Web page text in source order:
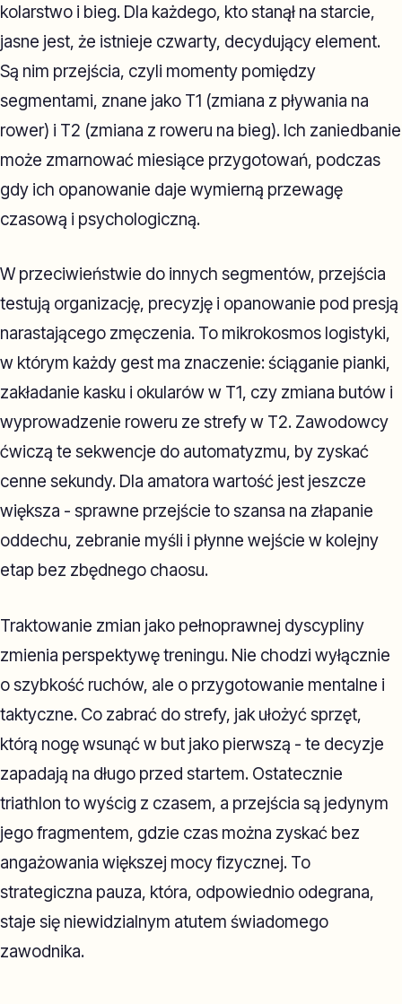
kolarstwo i bieg. Dla każdego, kto stanął na starcie,
jasne jest, że istnieje czwarty, decydujący element.
Są nim przejścia, czyli momenty pomiędzy
segmentami, znane jako T1 (zmiana z pływania na
rower) i T2 (zmiana z roweru na bieg). Ich zaniedbanie
może zmarnować miesiące przygotowań, podczas
gdy ich opanowanie daje wymierną przewagę
czasową i psychologiczną.
W przeciwieństwie do innych segmentów, przejścia
testują organizację, precyzję i opanowanie pod presją
narastającego zmęczenia. To mikrokosmos logistyki,
w którym każdy gest ma znaczenie: ściąganie pianki,
zakładanie kasku i okularów w T1, czy zmiana butów i
wyprowadzenie roweru ze strefy w T2. Zawodowcy
ćwiczą te sekwencje do automatyzmu, by zyskać
cenne sekundy. Dla amatora wartość jest jeszcze
większa - sprawne przejście to szansa na złapanie
oddechu, zebranie myśli i płynne wejście w kolejny
etap bez zbędnego chaosu.
Traktowanie zmian jako pełnoprawnej dyscypliny
zmienia perspektywę treningu. Nie chodzi wyłącznie
o szybkość ruchów, ale o przygotowanie mentalne i
taktyczne. Co zabrać do strefy, jak ułożyć sprzęt,
którą nogę wsunąć w but jako pierwszą - te decyzje
zapadają na długo przed startem. Ostatecznie
triathlon to wyścig z czasem, a przejścia są jedynym
jego fragmentem, gdzie czas można zyskać bez
angażowania większej mocy fizycznej. To
strategiczna pauza, która, odpowiednio odegrana,
staje się niewidzialnym atutem świadomego
zawodnika.